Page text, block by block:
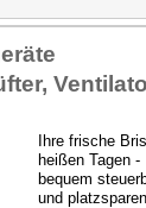
Ihre frische
heißen Tagen -
bequem
und